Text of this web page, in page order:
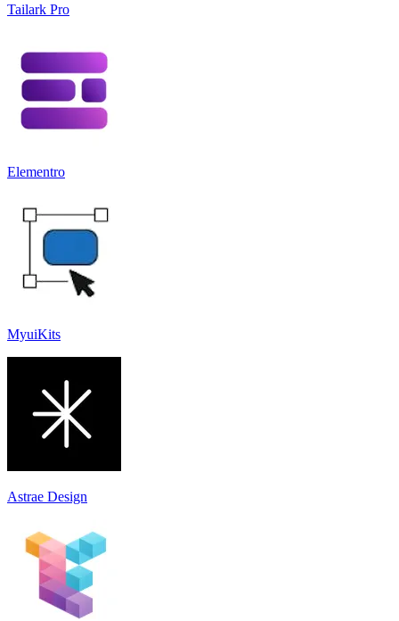
Tailark Pro
Elementro
MyuiKits
Astrae Design